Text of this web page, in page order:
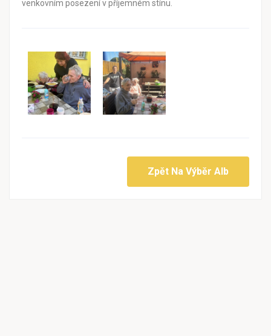
venkovním posezení v příjemném stínu.
Zpět Na Výběr Alb